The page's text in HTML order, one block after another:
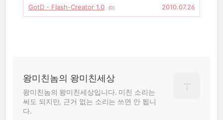
GotD - Flash-Creator 1.0
(0) 2010.07.26
왕미친놈의 왕미친세상
왕미친놈의 왕미친세상입니다. 미친 소리는
써도 되지만, 근거 없는 소리는 쓰면 안 됩니
다.